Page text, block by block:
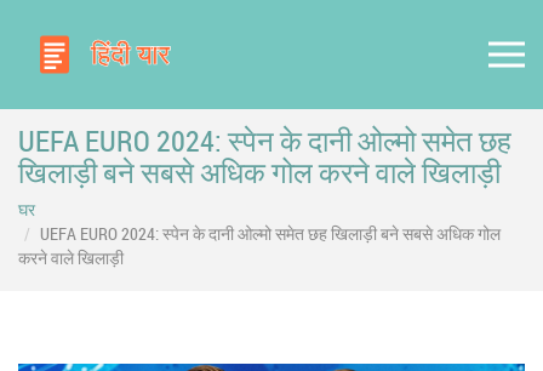
UEFA EURO 2024: स्पेन के दानी ओल्मो समेत छह
खिलाड़ी बने सबसे अधिक गोल करने वाले खिलाड़ी
घर
UEFA EURO 2024: स्पेन के दानी ओल्मो समेत छह खिलाड़ी बने सबसे अधिक गोल
करने वाले खिलाड़ी